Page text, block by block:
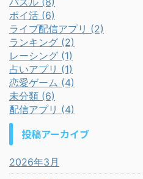
ポイ活 (6)
ライブ配信アプリ (2)
ランキング (2)
レーシング (1)
占いアプリ (1)
恋愛ゲーム (4)
未分類 (6)
配信アプリ (4)
投稿アーカイブ
2026年3月